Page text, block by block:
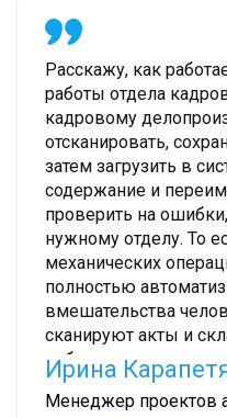
Расскажу, как
работы отдела
кадровому
отсканировать,
затем загрузить в
содержание и
проверить на
нужному отделу. То
механических
полностью
вмешательства
сканируют акты и
робот совершает
него уходит одна
устает. Сотрудник
Ирина
Менеджер проектов